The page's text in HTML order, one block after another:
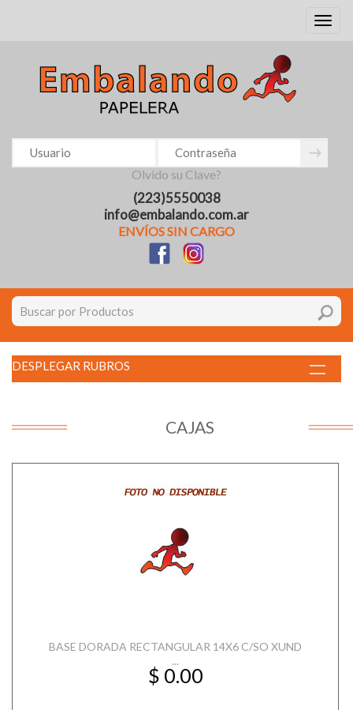
Toggle
Olvido su Clave?
(223)5550038
info@embalando.com.ar
ENVÍOS SIN CARGO
DESPLEGAR RUBROS
CAJAS
BASE DORADA RECTANGULAR 14X6 C/SO XUND
...
$ 0.00